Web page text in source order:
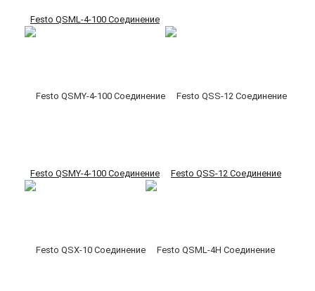
Festo QSML-4-100 Соединение
Festo QSMY-4-100 Соединение Festo QSS-12 Соединение